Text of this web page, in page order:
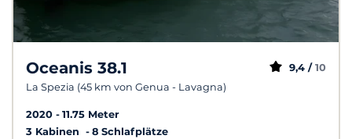
Oceanis 38.1
La Spezia (45 km von Genua - Lavagna)
9,4 / 10
2020
11.75 Meter
3 Kabinen
8 Schlafplätze